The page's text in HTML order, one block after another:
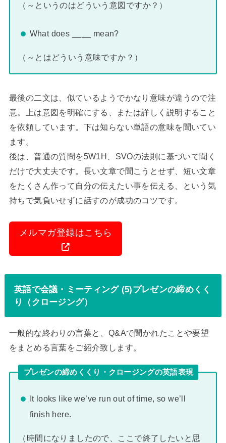
（～というのはどういう意図ですか？）
What does ____ mean?
（～とはどういう意味ですか？）
最後の二文は、似ているようでかなり意味が違うので注
意。上は意図を明確にする、または詳しく説明すること
を依頼しています。下は知らない単語の意味を聞いてい
ます。
後は、普通の質問を5W1H、SVOの法則に基づいて聞く
だけで大丈夫です。長い文章で聞こうとせず、短い文章
をたくさん作って自分の伝えたい事を伝える、という気
持ちで気負いせずに話すのが成功のコツです。
メルマガ登録はこちら
英語で会議・ミーティング (5)プレゼンの締めくく
り（クロージング）
一般的な終わりの言葉と、Q&Aで聞かれたことや要望
をまとめる言葉をご紹介致します。
プレゼンの締めくくり・クロージングの英語表現
It looks like we’ve run out of time, so we’ll
finish here.
（時間になりましたので、ここで終了したいと思